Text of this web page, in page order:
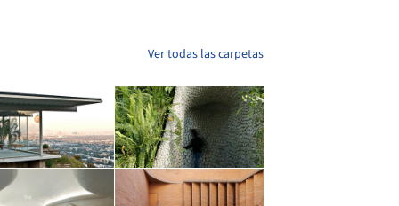
Ver todas las carpetas